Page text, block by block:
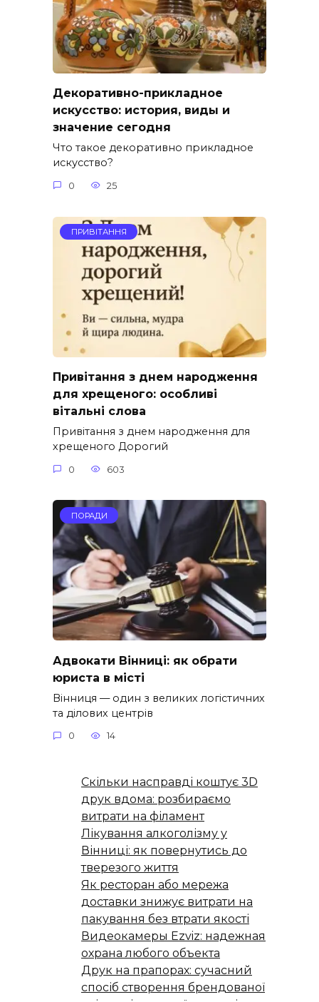
Декоративно-прикладное
искусство: история, виды и
значение сегодня
Что такое декоративно прикладное
искусство?
0 25
ПРИВІТАННЯ
Привітання з днем народження
для хрещеного: особливі
вітальні слова
Привітання з днем народження для
хрещеного Дорогий
0 603
ПОРАДИ
Адвокати Вінниці: як обрати
юриста в місті
Вінниця — один з великих логістичних
та ділових центрів
0 14
Скільки насправді коштує 3D
друк вдома: розбираємо
витрати на філамент
Лікування алкоголізму у
Вінниці: як повернутись до
тверезого життя
Як ресторан або мережа
доставки знижує витрати на
пакування без втрати якості
Видеокамеры Ezviz: надежная
охрана любого объекта
Друк на прапорах: сучасний
спосіб створення брендованої